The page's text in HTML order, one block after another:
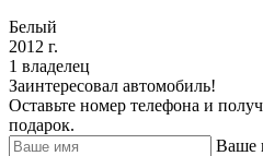
Белый
2012 г.
1 владелец
Заинтересовал автомобиль!
Оставьте номер телефона и
подарок.
Ваше